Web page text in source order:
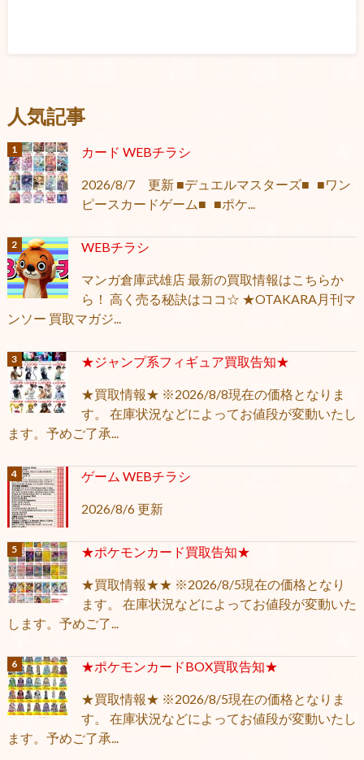
人気記事
カード WEBチラシ
2026/8/7 更新 ■デュエルマスターズ■ ■ワン
ピースカードゲーム■ ■ポケ...
WEBチラシ
マンガ倉庫武雄店 最新の買取情報はこちらか
ら！ 高く売る秘訣はココ☆ ★OTAKARA月刊マ
ンソー 買取マガジ...
★ジャンプ系フィギュア買取告知★
★買取情報★ ※2026/8/8現在の価格となりま
す。 在庫状況などによってお値段が変動いたし
ます。予めご了承...
ゲーム WEBチラシ
2026/8/6 更新
★ポケモンカード買取告知★
★買取情報★★ ※2026/8/5現在の価格となり
ます。 在庫状況などによってお値段が変動いた
します。予めご了...
★ポケモンカードBOX買取告知★
★買取情報★ ※2026/8/5現在の価格となりま
す。 在庫状況などによってお値段が変動いたし
ます。予めご了承...